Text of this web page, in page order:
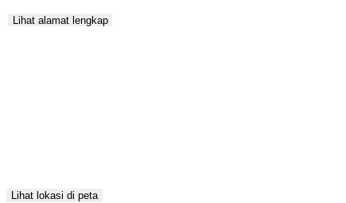
Lihat alamat lengkap
Lihat lokasi di peta